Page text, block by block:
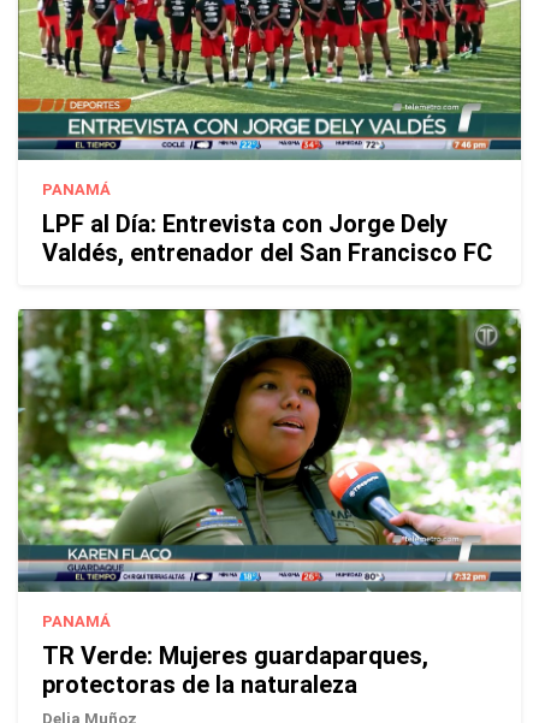
PANAMÁ
LPF al Día: Entrevista con Jorge Dely
Valdés, entrenador del San Francisco FC
PANAMÁ
TR Verde: Mujeres guardaparques,
protectoras de la naturaleza
Delia Muñoz